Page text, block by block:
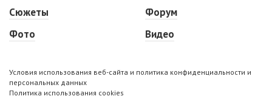
Сюжеты
Фото
Форум
Видео
Условия использования веб-сайта и политика конфиденциальности и
персональных данных
Политика использования cookies